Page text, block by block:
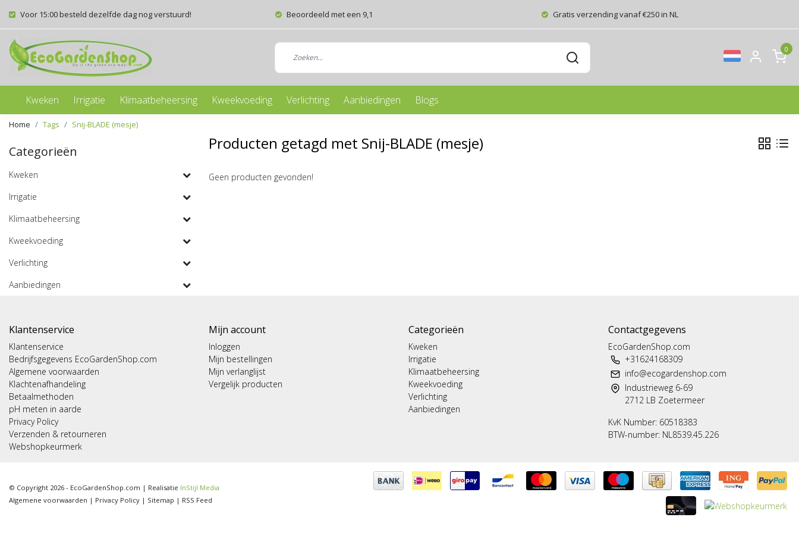
Voor 15:00 besteld dezelfde dag nog verstuurd! Beoordeeld met een 9,1 Gratis verzending vanaf €250 in NL
0
Kweken Irrigatie Klimaatbeheersing Kweekvoeding Verlichting Aanbiedingen Blogs
Home Tags Snij-BLADE (mesje)
Categorieën
Kweken
Irrigatie
Klimaatbeheersing
Kweekvoeding
Verlichting
Aanbiedingen
Producten getagd met Snij-BLADE (mesje)
Geen producten gevonden!
Klantenservice
Klantenservice
Bedrijfsgegevens EcoGardenShop.com
Algemene voorwaarden
Klachtenafhandeling
Betaalmethoden
pH meten in aarde
Privacy Policy
Verzenden & retourneren
Webshopkeurmerk
Mijn account
Inloggen
Mijn bestellingen
Mijn verlanglijst
Vergelijk producten
Categorieën
Kweken
Irrigatie
Klimaatbeheersing
Kweekvoeding
Verlichting
Aanbiedingen
Contactgegevens
EcoGardenShop.com
+31624168309
info@ecogardenshop.com
Industrieweg 6-69
2712 LB Zoetermeer
KvK Number: 60518383
BTW-number: NL8539.45.226
© Copyright 2026 - EcoGardenShop.com | Realisatie InStijl Media
Algemene voorwaarden | Privacy Policy | Sitemap | RSS Feed